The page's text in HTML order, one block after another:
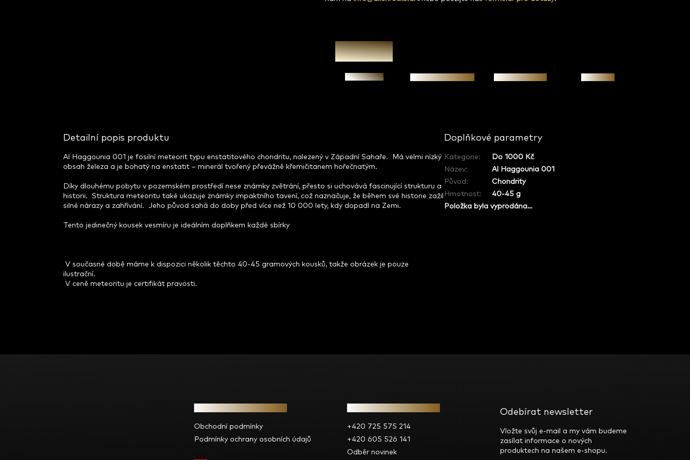
Zeptat se
Detailní popis produktu
Al Haggounia 001 je fosilní meteorit typu enstatitového chondritu, nalezený v Západní Sahaře. Má velmi nízký
obsah železa a je bohatý na enstatit – minerál tvořený převážně křemičitanem hořečnatým.
Díky dlouhému pobytu v pozemském prostředí nese známky zvětrání, přesto si uchovává fascinující strukturu a
historii. Struktura meteoritu také ukazuje známky impaktního tavení, což naznačuje, že během své historie zažil
silné nárazy a zahřívání. Jeho původ sahá do doby před více než 10 000 lety, kdy dopadl na Zemi.
Tento jedinečný kousek vesmíru je ideálním doplňkem každé sbírky
V současné době máme k dispozici několik těchto 40-45 gramových kousků, takže obrázek je pouze
ilustrační.
V ceně meteoritu je certifikát pravosti.
Doplňkové parametry
Kategorie:
Do 1000 Kč
Název:
Al Haggounia 001
Původ :
Chondrity
Hmotnost:
40-45 g
Položka byla vyprodána…
Obchodní podmínky
Podmínky ochrany osobních údajů
+420 725 575 214
+420 605 526 141
Odběr novinek
Odebírat newsletter
Vložte svůj e-mail a my vám budeme
zasílat informace o nových
produktech na našem e-shopu.